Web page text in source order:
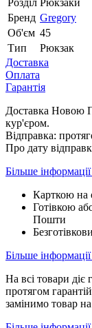
Бренд Gregory
Об'єм 45
Тип
Рюкзак
Доставка
Оплата
Гарантія
Доставка Новою
кур'єром.
Відправка:
Про дату
Більше
Карткою на
Готівкою
Пошти
Більше
На всі товари діє
протягом
замінимо товар